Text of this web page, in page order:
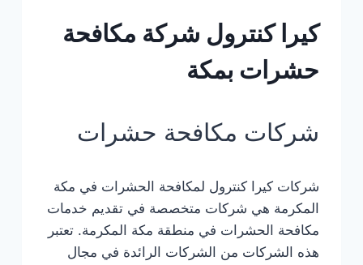
كيرا كنترول شركة مكافحة
حشرات بمكة
شركات مكافحة حشرات
شركات كيرا كنترول لمكافحة الحشرات في مكة
المكرمة هي شركات متخصصة في تقديم خدمات
مكافحة الحشرات في منطقة مكة المكرمة. تعتبر
هذه الشركات من الشركات الرائدة في مجال